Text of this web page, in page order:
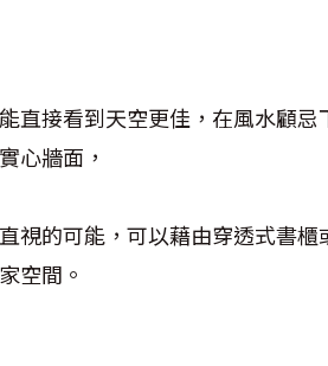
直接看到天空更佳，在風水顧忌
心牆面，
視的可能，可以藉由穿透式書櫃
空間。